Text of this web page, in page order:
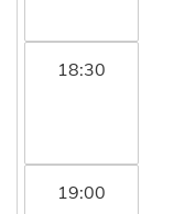
18:30
19:00